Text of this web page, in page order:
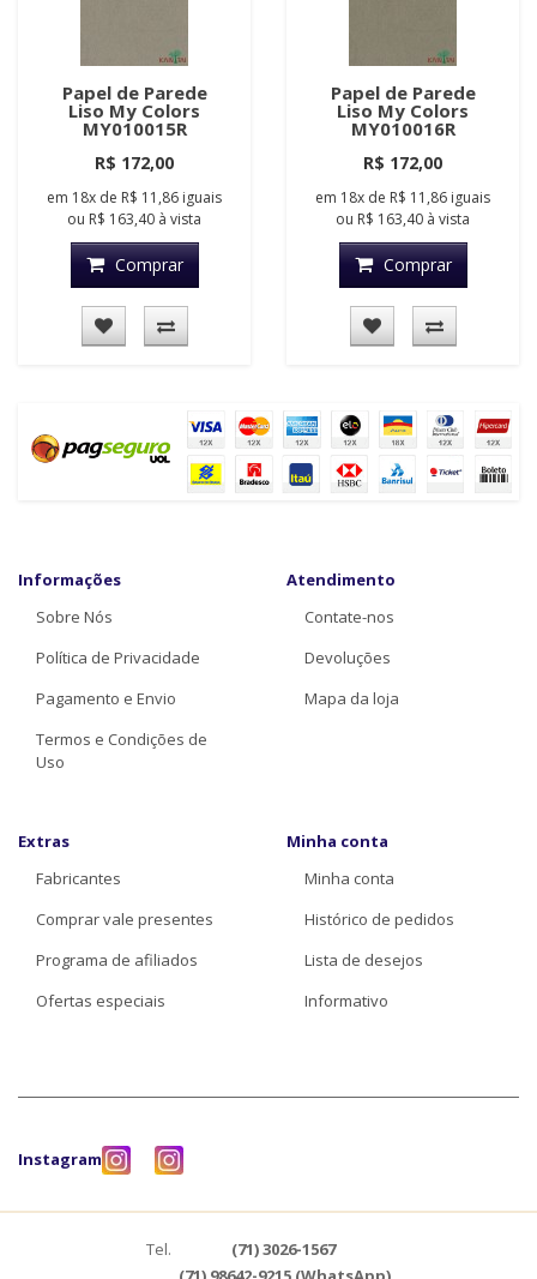
Papel de Parede
Liso My Colors
MY010015R
R$ 172,00
em 18x de R$ 11,86 iguais
ou R$ 163,40 à vista
Comprar
Papel de Parede
Liso My Colors
MY010016R
R$ 172,00
em 18x de R$ 11,86 iguais
ou R$ 163,40 à vista
Comprar
Informações
Sobre Nós
Política de Privacidade
Pagamento e Envio
Termos e Condições de
Uso
Atendimento
Contate-nos
Devoluções
Mapa da loja
Extras
Fabricantes
Comprar vale presentes
Programa de afiliados
Ofertas especiais
Minha conta
Minha conta
Histórico de pedidos
Lista de desejos
Informativo
Instagram
Tel.
(71) 3026-1567